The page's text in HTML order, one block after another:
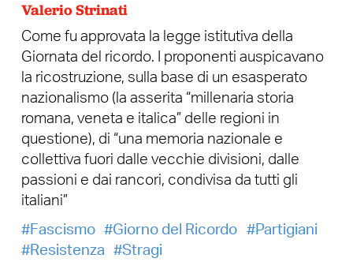
Valerio Strinati
Come fu approvata la legge istitutiva della
Giornata del ricordo. I proponenti auspicavano
la ricostruzione, sulla base di un esasperato
nazionalismo (la asserita “millenaria storia
romana, veneta e italica” delle regioni in
questione), di “una memoria nazionale e
collettiva fuori dalle vecchie divisioni, dalle
passioni e dai rancori, condivisa da tutti gli
italiani”
Fascismo
Giorno del Ricordo
Partigiani
Resistenza
Stragi